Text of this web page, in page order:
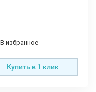
В избранное
Купить в 1 клик